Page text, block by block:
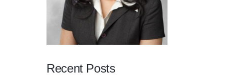
Recent Posts